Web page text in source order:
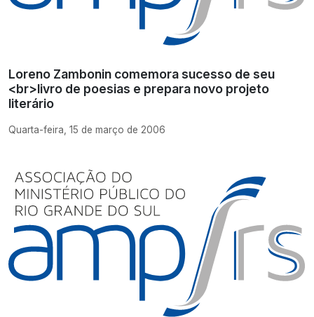
Loreno Zambonin comemora sucesso de seu
<br>livro de poesias e prepara novo projeto
literário
Quarta-feira, 15 de março de 2006